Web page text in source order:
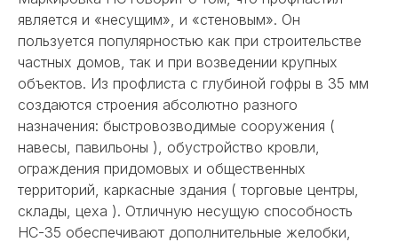
является и «несущим», и «стеновым». Он
пользуется популярностью как при строительстве
частных домов, так и при возведении крупных
объектов. Из профлиста с глубиной гофры в 35 мм
создаются строения абсолютно разного
назначения: быстровозводимые сооружения (
навесы, павильоны ), обустройство кровли,
ограждения придомовых и общественных
территорий, каркасные здания ( торговые центры,
склады, цеха ). Отличную несущую способность
НС-35 обеспечивают дополнительные желобки,